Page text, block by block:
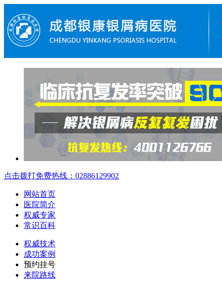
点击拨打免费热线：02886129902
网站首页
医院简介
权威专家
常识百科
权威技术
成功案例
预约挂号
来院路线